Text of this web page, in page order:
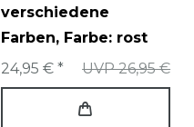
verschiedene
Farben, Farbe: rost
UVP 26,95 €
24,95 € *